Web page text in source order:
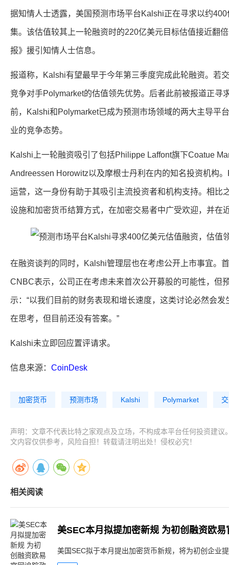
据知情人士透露，美国预测市场平台Kalshi正在寻求以约
集。该估值较其上一轮融资时的220亿美元目标估值接近翻
报》援引知情人士信息。
报道称，Kalshi有望最早于今年第三季度完成此轮融资。若
竞争对手Polymarket的估值领先优势。后者此前被报道正寻
前，Kalshi和Polymarket已成为预测市场领域的两大主导平
业的竞争态势。
Kalshi上一轮融资吸引了包括Philippe Laffont旗下Coatue
Andreessen Horowitz以及摩根士丹利在内的知名投资机构
运营，这一身份有助于其吸引主流投资者和机构支持。相比
设施和加密货币结算方式，在加密交易者中广受欢迎，并在
在融资谈判的同时，Kalshi管理层也在考虑公开上市事宜。
CNBC表示，公司正在考虑未来首次公开募股的可能性，但
示：“以我们目前的财务表现和增长速度，这类讨论必然会
在思考，但目前还没有答案。”
Kalshi未立即回应置评请求。
信息来源： CoinDesk
加密货币 预测市场 Kalshi Polymarket
声明：文章不代表比特之家观点及立场，不构成本平台任何投资建
文内容仅供参考，风险自担！转载请注明出处！侵权必究！
相关阅读
美SEC本月拟提加密新规 为初创融资欧
美国SEC拟于本月提出加密货币新规，将为初创企业